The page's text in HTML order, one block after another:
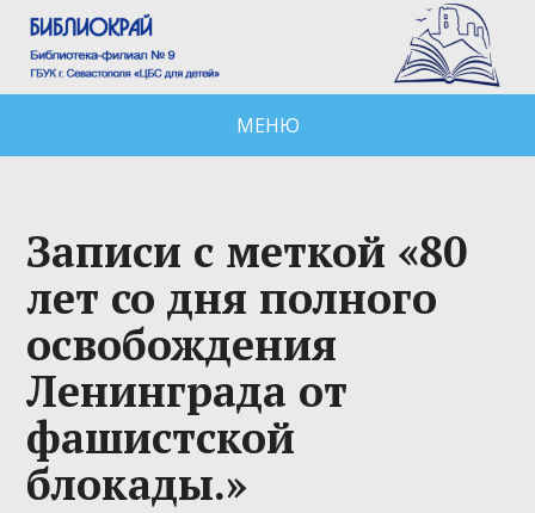
МЕНЮ
Записи с меткой «80
лет со дня полного
освобождения
Ленинграда от
фашистской
блокады.»